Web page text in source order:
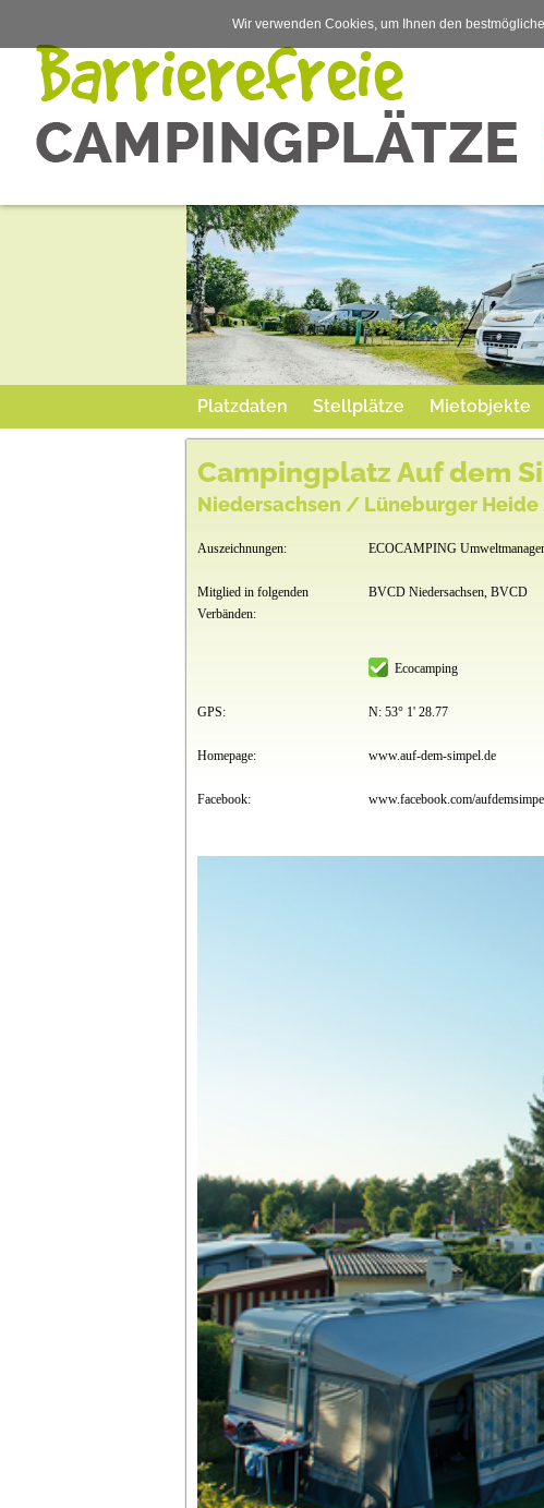
Platzdaten Stellplätze Mietobjekte
Campingplatz Auf dem
Niedersachsen / Lüneburger
Auszeichnungen: ECOCAMPING
Mitglied in folgenden
Verbänden:
BVCD Niedersachsen, BVCD
Ecocamping
GPS: N: 53° 1' 28.77
Homepage: www.auf-dem-simpel.de
Facebook: www.facebook.com/
Wir verwenden Cookies, um Ihnen den